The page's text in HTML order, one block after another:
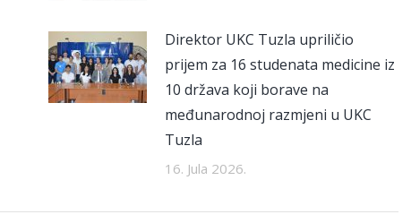
Direktor UKC Tuzla upriličio
prijem za 16 studenata medicine iz
10 država koji borave na
međunarodnoj razmjeni u UKC
Tuzla
16. Jula 2026.